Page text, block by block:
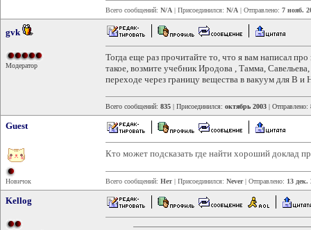
Всего сообщений: N/A | Присоединился: N/A | Отправлено: 7 нояб.
gvk
Модератор
Тогда еще раз прочитайте то, что я вам написал
такое, возмите учебник Иродова , Тамма,
переходе через границу вещества в вакуум для B и
Всего сообщений: 835 | Присоединился: октябрь 2003 | Отправлено:
Guest
Новичок
Кто может подсказать где найти хороший доклад
Всего сообщений: Нет | Присоединился: Never| Отправлено: 13 дек.
Kellog